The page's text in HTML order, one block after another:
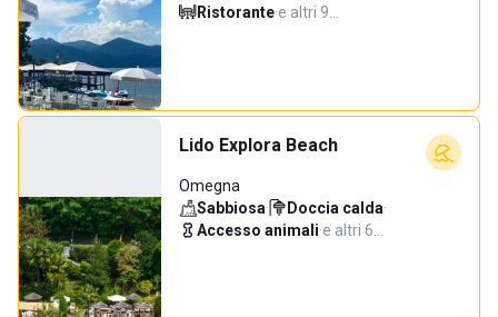
Ristorante·e altri 9…
Lido Explora Beach
Omegna
Sabbiosa· Doccia calda·
Accesso animali·e altri 6…